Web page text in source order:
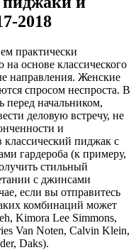
2018
практически
основе классического
направления. Женские
спросом неспроста. В
перед начальником,
деловую встречу, не
и
классический пиджак с
гардероба (к примеру,
стильный
с джинсами
если вы отправитесь
комбинаций может
Kimora Lee Simmons,
Van Noten, Calvin Klein,
Daks).